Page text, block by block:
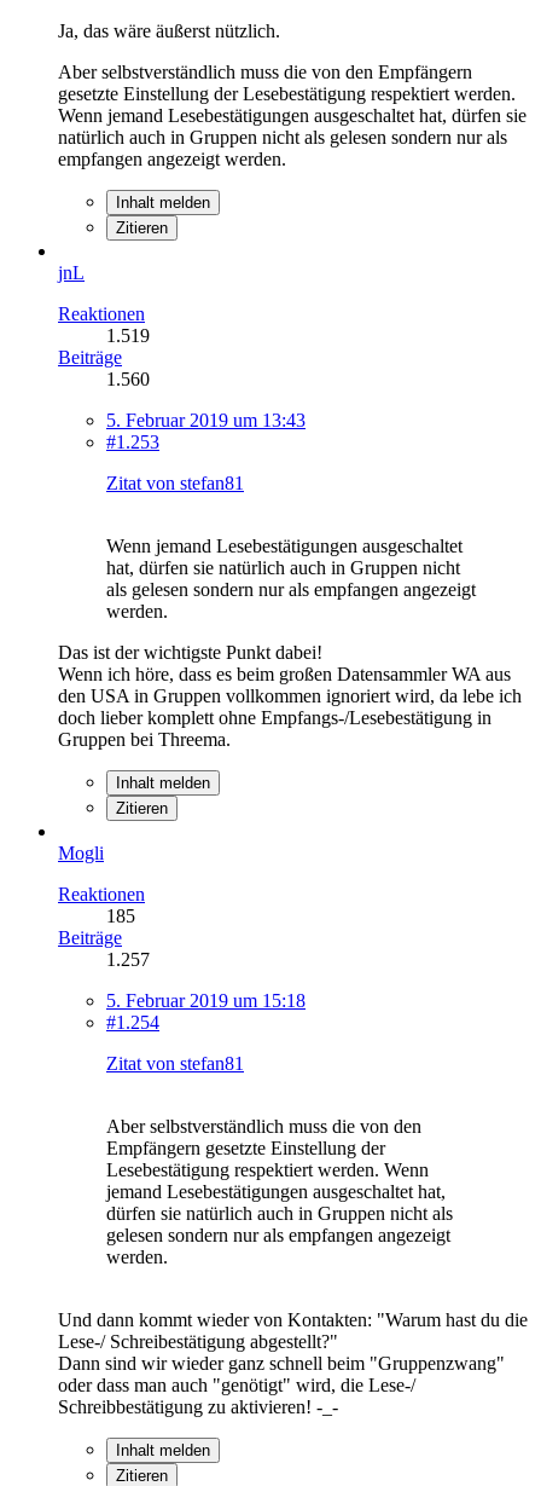
Ja, das wäre äußerst nützlich.
Aber selbstverständlich muss die von den Empfängern
gesetzte Einstellung der Lesebestätigung respektiert werden.
Wenn jemand Lesebestätigungen ausgeschaltet hat, dürfen sie
natürlich auch in Gruppen nicht als gelesen sondern nur als
empfangen angezeigt werden.
Inhalt melden
Zitieren
jnL
Reaktionen
1.519
Beiträge
1.560
5. Februar 2019 um 13:43
#1.253
Zitat von stefan81
Wenn jemand Lesebestätigungen ausgeschaltet
hat, dürfen sie natürlich auch in Gruppen nicht
als gelesen sondern nur als empfangen angezeigt
werden.
Das ist der wichtigste Punkt dabei!
Wenn ich höre, dass es beim großen Datensammler WA aus
den USA in Gruppen vollkommen ignoriert wird, da lebe ich
doch lieber komplett ohne Empfangs-/Lesebestätigung in
Gruppen bei Threema.
Inhalt melden
Zitieren
Mogli
Reaktionen
185
Beiträge
1.257
5. Februar 2019 um 15:18
#1.254
Zitat von stefan81
Aber selbstverständlich muss die von den
Empfängern gesetzte Einstellung der
Lesebestätigung respektiert werden. Wenn
jemand Lesebestätigungen ausgeschaltet hat,
dürfen sie natürlich auch in Gruppen nicht als
gelesen sondern nur als empfangen angezeigt
werden.
Und dann kommt wieder von Kontakten: "Warum hast du die
Lese-/ Schreibestätigung abgestellt?"
Dann sind wir wieder ganz schnell beim "Gruppenzwang"
oder dass man auch "genötigt" wird, die Lese-/
Schreibbestätigung zu aktivieren! -_-
Inhalt melden
Zitieren